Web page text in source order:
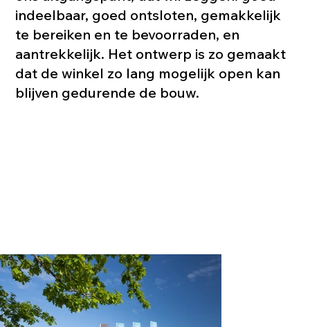
indeelbaar, goed ontsloten, gemakkelijk
te bereiken en te bevoorraden, en
aantrekkelijk. Het ontwerp is zo gemaakt
dat de winkel zo lang mogelijk open kan
blijven gedurende de bouw.